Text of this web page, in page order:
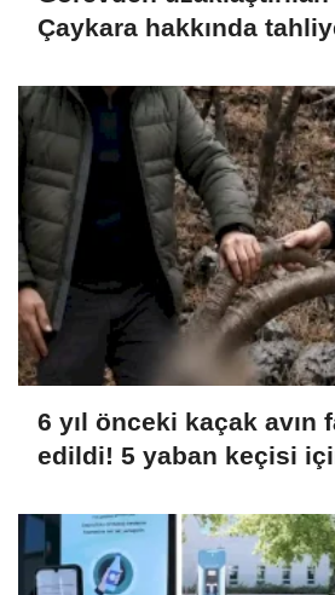
Çaykara hakkında
6 yıl önceki kaçak avın
edildi! 5 yaban keçisi